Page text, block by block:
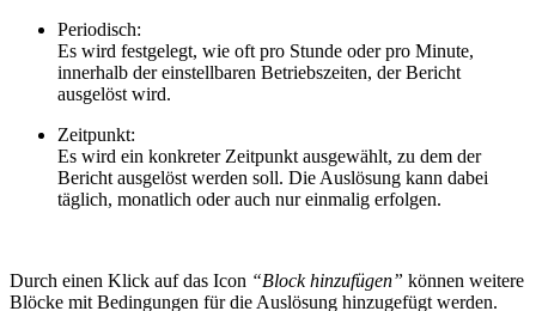
Periodisch:
Es wird festgelegt, wie oft pro Stunde oder pro Minute,
innerhalb der einstellbaren Betriebszeiten, der Bericht
ausgelöst wird.
Zeitpunkt:
Es wird ein konkreter Zeitpunkt ausgewählt, zu dem der
Bericht ausgelöst werden soll. Die Auslösung kann dabei
täglich, monatlich oder auch nur einmalig erfolgen.
Durch einen Klick auf das Icon “Block hinzufügen” können weitere
Blöcke mit Bedingungen für die Auslösung hinzugefügt werden.